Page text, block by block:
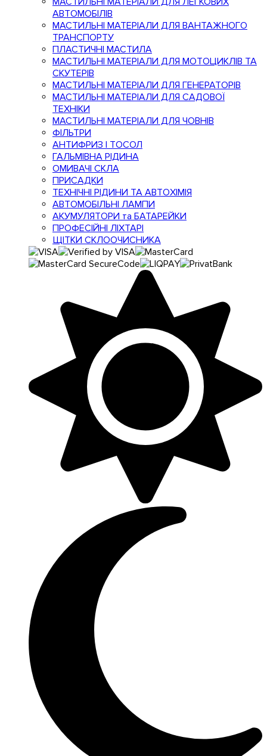
АВТОМОБІЛІВ
МАСТИЛЬНІ МАТЕРІАЛИ ДЛЯ ВАНТАЖНОГО
ТРАНСПОРТУ
ПЛАСТИЧНІ МАСТИЛА
МАСТИЛЬНІ МАТЕРІАЛИ ДЛЯ МОТОЦИКЛІВ ТА
СКУТЕРІВ
МАСТИЛЬНІ МАТЕРІАЛИ ДЛЯ ГЕНЕРАТОРІВ
МАСТИЛЬНІ МАТЕРІАЛИ ДЛЯ САДОВОЇ
ТЕХНІКИ
МАСТИЛЬНІ МАТЕРІАЛИ ДЛЯ ЧОВНІВ
ФІЛЬТРИ
АНТИФРИЗ І ТОСОЛ
ГАЛЬМІВНА РІДИНА
ОМИВАЧІ СКЛА
ПРИСАДКИ
ТЕХНІЧНІ РІДИНИ ТА АВТОХІМІЯ
АВТОМОБІЛЬНІ ЛАМПИ
АКУМУЛЯТОРИ та БАТАРЕЙКИ
ПРОФЕСІЙНІ ЛІХТАРІ
ЩІТКИ СКЛООЧИСНИКА